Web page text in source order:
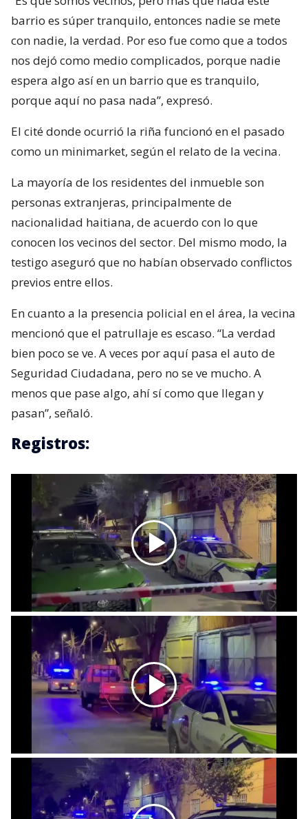
barrio es súper tranquilo, entonces nadie se mete
con nadie, la verdad. Por eso fue como que a todos
nos dejó como medio complicados, porque nadie
espera algo así en un barrio que es tranquilo,
porque aquí no pasa nada”, expresó.
El cité donde ocurrió la riña funcionó en el pasado
como un minimarket, según el relato de la vecina.
La mayoría de los residentes del inmueble son
personas extranjeras, principalmente de
nacionalidad haitiana, de acuerdo con lo que
conocen los vecinos del sector. Del mismo modo, la
testigo aseguró que no habían observado conflictos
previos entre ellos.
En cuanto a la presencia policial en el área, la vecina
mencionó que el patrullaje es escaso. “La verdad
bien poco se ve. A veces por aquí pasa el auto de
Seguridad Ciudadana, pero no se ve mucho. A
menos que pase algo, ahí sí como que llegan y
pasan”, señaló.
Registros: